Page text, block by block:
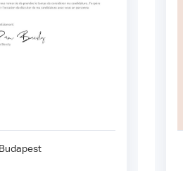
Budapest